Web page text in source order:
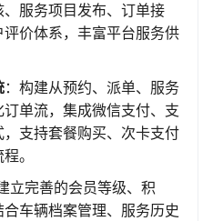
服务项目发布、订单接
价体系，丰富平台服务供
：构建从预约、派单、服务
单流，集成微信支付、支
支持套餐购买、次卡支付
。
立完善的会员等级、积
车辆档案管理、服务历史